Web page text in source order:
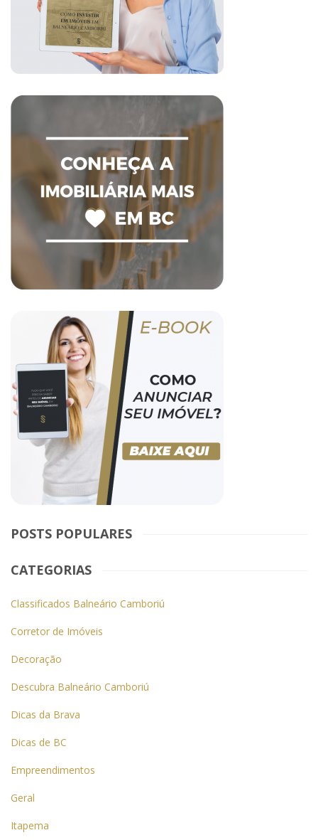
POSTS POPULARES
CATEGORIAS
Classificados Balneário Camboriú
Corretor de Imóveis
Decoração
Descubra Balneário Camboriú
Dicas da Brava
Dicas de BC
Empreendimentos
Geral
Itapema